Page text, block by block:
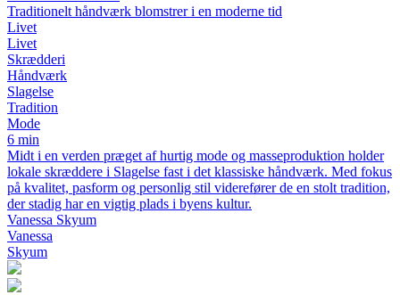
Traditionelt håndværk blomstrer i en moderne tid
Livet
Livet
Skrædderi
Håndværk
Slagelse
Tradition
Mode
6 min
Midt i en verden præget af hurtig mode og masseproduktion holder
lokale skræddere i Slagelse fast i det klassiske håndværk. Med fokus
på kvalitet, pasform og personlig stil viderefører de en stolt tradition,
der stadig har en vigtig plads i byens kultur.
Vanessa Skyum
Vanessa
Skyum